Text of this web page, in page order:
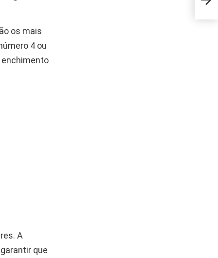
os mais
4 ou
enchimento
A
que
que